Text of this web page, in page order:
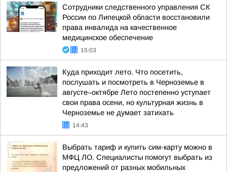
Сотрудники следственного управления СК
России по Липецкой области восстановили
права инвалида на качественное
медицинское обеспечение
15:03
Куда приходит лето. Что посетить,
послушать и посмотреть в Черноземье в
августе–октябре Лето постепенно уступает
свои права осени, но культурная жизнь в
Черноземье не думает затихать
14:43
Выбрать тариф и купить сим-карту можно в
МФЦ ЛО. Специалисты помогут выбрать из
предложений от разных мобильных